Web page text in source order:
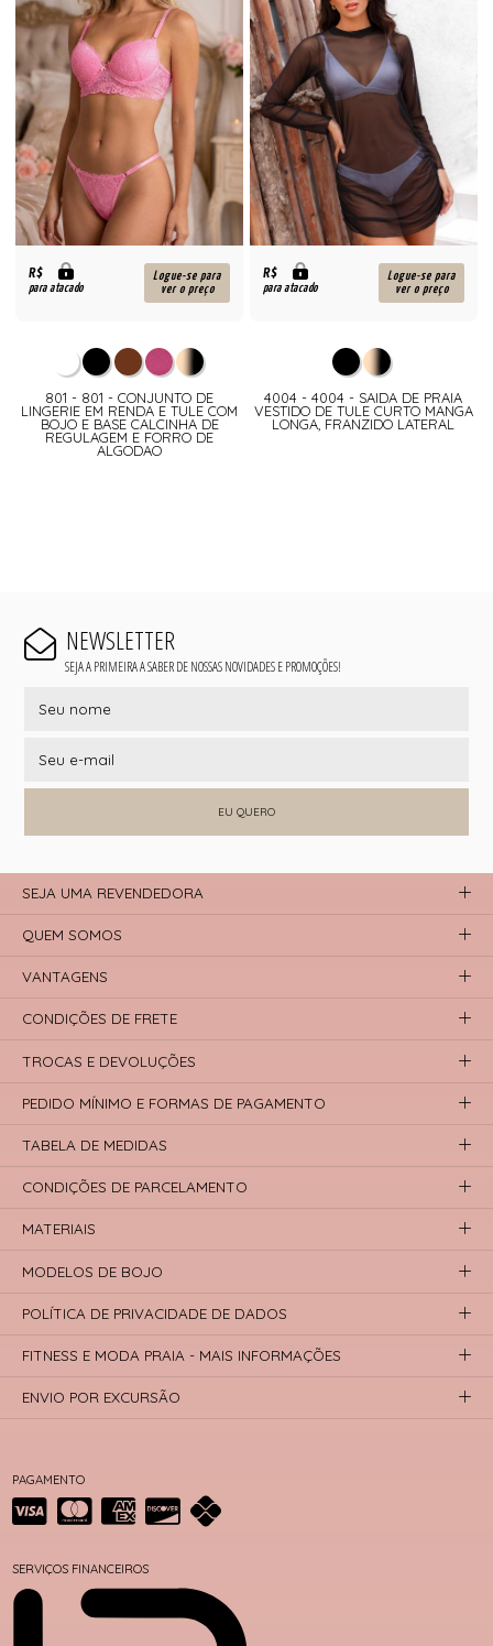
R$
para atacado
Logue-se para
ver o preço
801 - 801 - CONJUNTO DE
LINGERIE EM RENDA E TULE COM
BOJO E BASE CALCINHA DE
REGULAGEM E FORRO DE
ALGODAO
R$
para atacado
Logue-se para
ver o preço
4004 - 4004 - SAIDA DE PRAIA
VESTIDO DE TULE CURTO MANGA
LONGA, FRANZIDO LATERAL
NEWSLETTER
SEJA A PRIMEIRA A SABER DE NOSSAS NOVIDADES E PROMOÇÕES!
EU QUERO
PAGAMENTO
SERVIÇOS FINANCEIROS
SEJA UMA REVENDEDORA
QUEM SOMOS
VANTAGENS
CONDIÇÕES DE FRETE
TROCAS E DEVOLUÇÕES
PEDIDO MÍNIMO E FORMAS DE PAGAMENTO
TABELA DE MEDIDAS
CONDIÇÕES DE PARCELAMENTO
MATERIAIS
MODELOS DE BOJO
POLÍTICA DE PRIVACIDADE DE DADOS
FITNESS E MODA PRAIA - MAIS INFORMAÇÕES
ENVIO POR EXCURSÃO